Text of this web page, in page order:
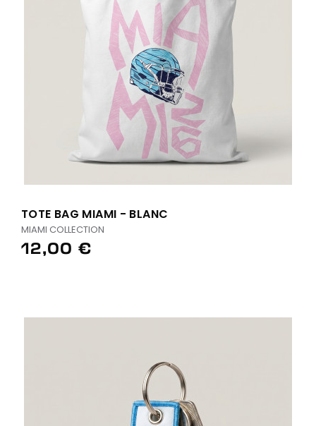
TOTE BAG MIAMI - BLANC
MIAMI COLLECTION
12,00 €